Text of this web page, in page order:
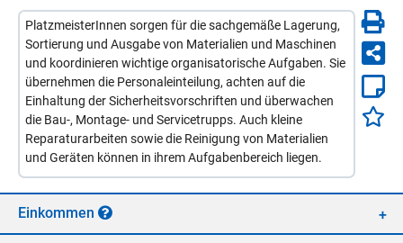
PlatzmeisterInnen sorgen für die sachgemäße Lagerung,
Sortierung und Ausgabe von Materialien und Maschinen
und koordinieren wichtige organisatorische Aufgaben. Sie
übernehmen die Personaleinteilung, achten auf die
Einhaltung der Sicherheitsvorschriften und überwachen
die Bau-, Montage- und Servicetrupps. Auch kleine
Reparaturarbeiten sowie die Reinigung von Materialien
und Geräten können in ihrem Aufgabenbereich liegen.
Ein­kom­men